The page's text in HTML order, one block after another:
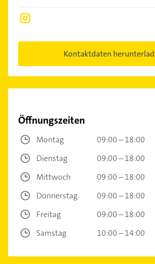
Kontaktdaten
Öffnungszeiten
Montag
09:00 – 18:00
Dienstag
09:00 – 18:00
Mittwoch
09:00 – 18:00
Donnerstag
09:00 – 18:00
Freitag
09:00 – 18:00
Samstag
10:00 – 14:00